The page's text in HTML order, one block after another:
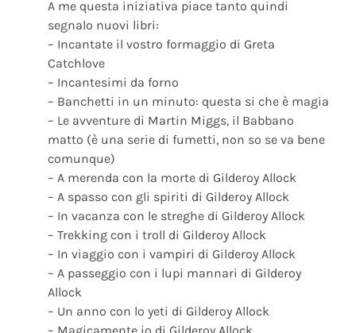
A me questa iniziativa piace tanto quindi
segnalo nuovi libri:
– Incantate il vostro formaggio di Greta
Catchlove
– Incantesimi da forno
– Banchetti in un minuto: questa si che è magia
– Le avventure di Martin Miggs, il Babbano
matto (è una serie di fumetti, non so se va bene
comunque)
– A merenda con la morte di Gilderoy Allock
– A spasso con gli spiriti di Gilderoy Allock
– In vacanza con le streghe di Gilderoy Allock
– Trekking con i troll di Gilderoy Allock
– In viaggio con i vampiri di Gilderoy Allock
– A passeggio con i lupi mannari di Gilderoy
Allock
– Un anno con lo yeti di Gilderoy Allock